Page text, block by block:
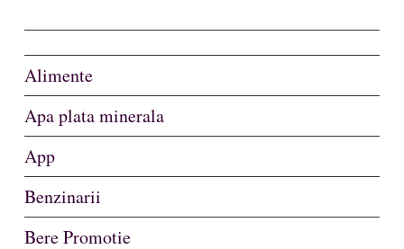
Alimente
Apa plata minerala
App
Benzinarii
Bere Promotie